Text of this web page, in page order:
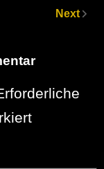
Next